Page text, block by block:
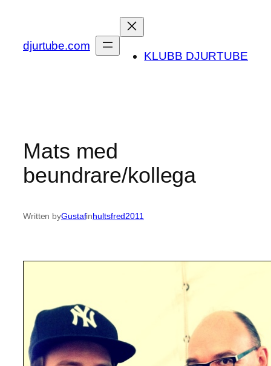
content
djurtube.com
KLUBB DJURTUBE
Mats med
beundrare/kollega
Written byGustafinhultsfred2011